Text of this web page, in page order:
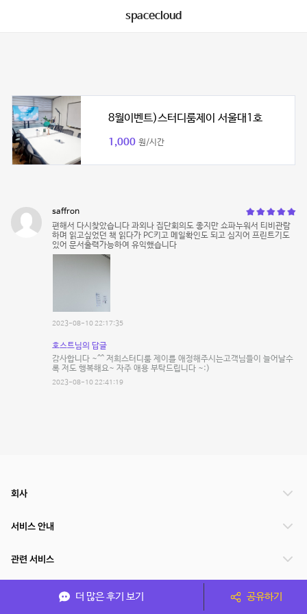
spacecloud
8월이벤트)스터디룸제이 서울대1호
1,000 원/시간
saffron
편해서 다시찾았습니다 과외나 집단회의도 좋지만 쇼파누워서 티비관람
하며 읽고싶었던 책 읽다가 PC키고 메일확인도 되고 심지어 프린트기도
있어 문서출력가능하여 유익했습니다
2023-08-10 22:17:35
호스트님의 답글
감사합니다 ~^^ 저희스터디룸 제이를 애정해주시는고객님들이 늘어날수
록 저도 행복해요~ 자주 애용 부탁드립니다 ~:)
2023-08-10 22:41:19
더 많은 후기 보기 공유하기
회사
서비스 안내
관련 서비스